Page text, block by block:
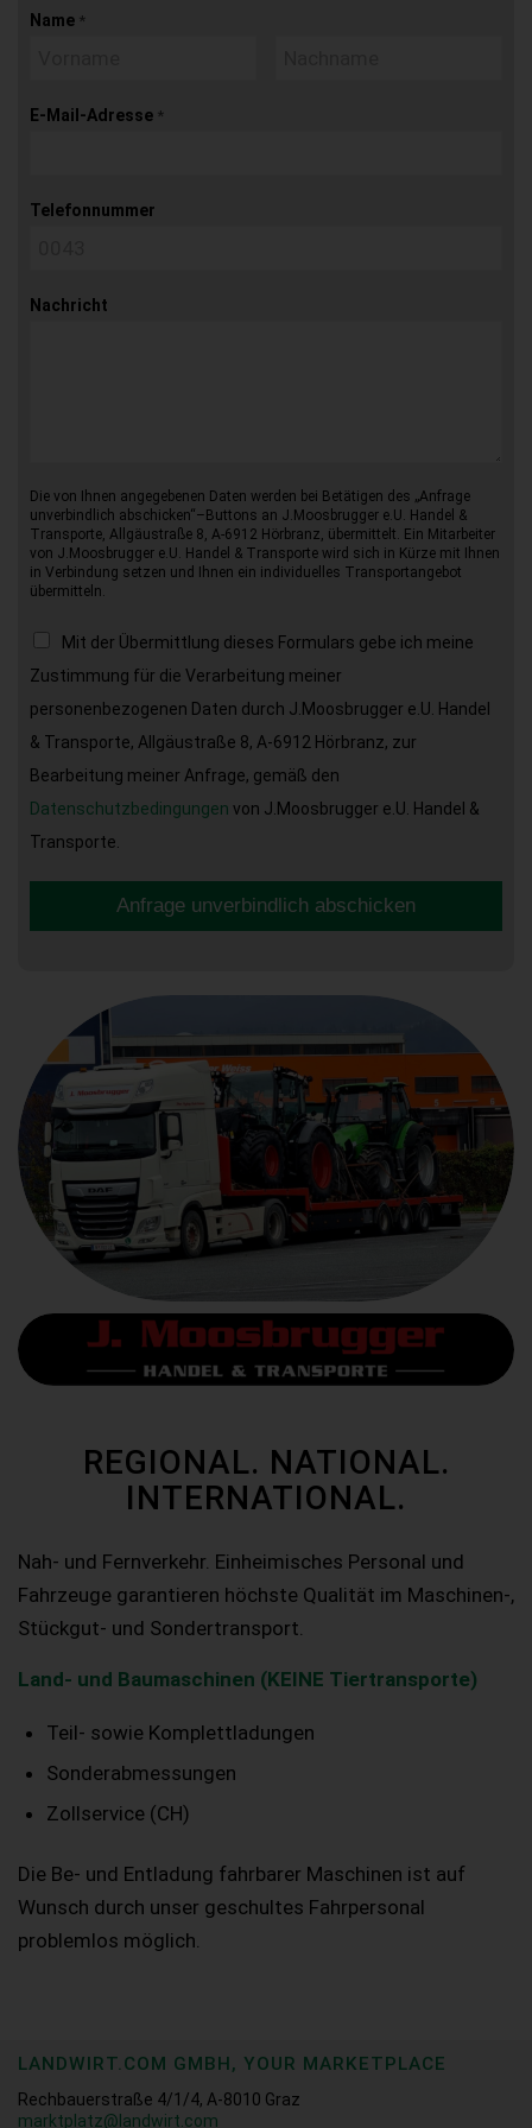
Name *
E-Mail-Adresse *
Telefonnummer
Nachricht
Die von Ihnen angegebenen Daten werden bei Betätigen des „Anfrage
unverbindlich abschicken“–Buttons an J.Moosbrugger e.U. Handel &
Transporte, Allgäustraße 8, A-6912 Hörbranz, übermittelt. Ein Mitarbeiter
von J.Moosbrugger e.U. Handel & Transporte wird sich in Kürze mit Ihnen
in Verbindung setzen und Ihnen ein individuelles Transportangebot
übermitteln.
Mit der Übermittlung dieses Formulars gebe ich meine
Zustimmung für die Verarbeitung meiner
personenbezogenen Daten durch J.Moosbrugger e.U. Handel
& Transporte, Allgäustraße 8, A-6912 Hörbranz, zur
Bearbeitung meiner Anfrage, gemäß den
Datenschutzbedingungen von J.Moosbrugger e.U. Handel &
Transporte.
Anfrage unverbindlich abschicken
REGIONAL. NATIONAL.
INTERNATIONAL.
Nah- und Fernverkehr. Einheimisches Personal und
Fahrzeuge garantieren höchste Qualität im Maschinen-,
Stückgut- und Sondertransport.
Land- und Baumaschinen (KEINE Tiertransporte)
Teil- sowie Komplettladungen
Sonderabmessungen
Zollservice (CH)
Die Be- und Entladung fahrbarer Maschinen ist auf
Wunsch durch unser geschultes Fahrpersonal
problemlos möglich.
LANDWIRT.COM GMBH, YOUR MARKETPLACE
Rechbauerstraße 4/1/4, A-8010 Graz
marktplatz@landwirt.com